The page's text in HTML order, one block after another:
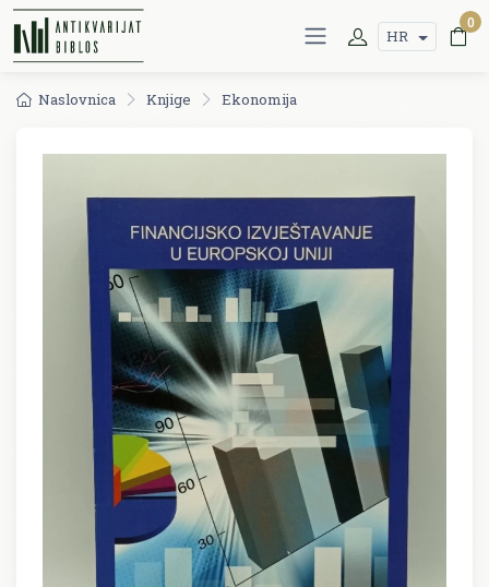
HR
0
Naslovnica Knjige Ekonomija